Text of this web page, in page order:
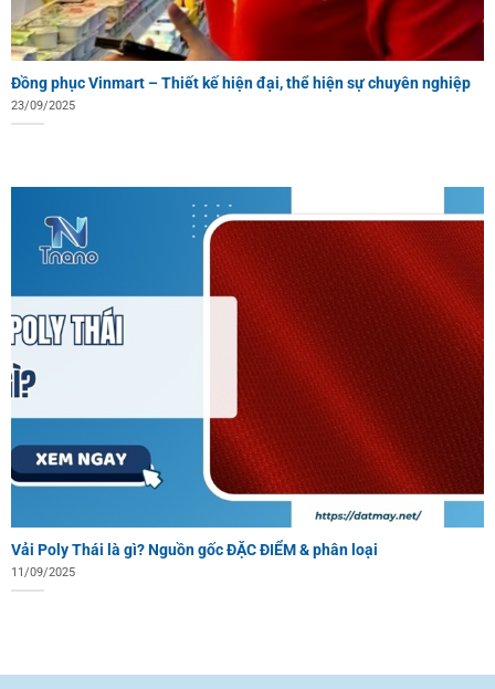
Đồng phục Vinmart – Thiết kế hiện đại, thể hiện sự chuyên nghiệp
23/09/2025
Vải Poly Thái là gì? Nguồn gốc ĐẶC ĐIỂM & phân loại
11/09/2025